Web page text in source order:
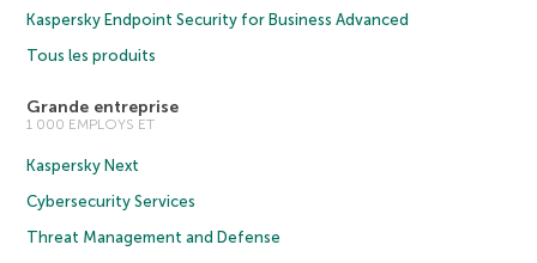
Kaspersky Endpoint Security for Business Advanced
Tous les produits
Grande entreprise
1 000 EMPLOYS ET
Kaspersky Next
Cybersecurity Services
Threat Management and Defense